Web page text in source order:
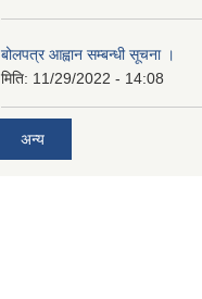
बोलपत्र आह्वान सम्बन्धी सूचना ।
मिति: 11/29/2022 - 14:08
अन्य